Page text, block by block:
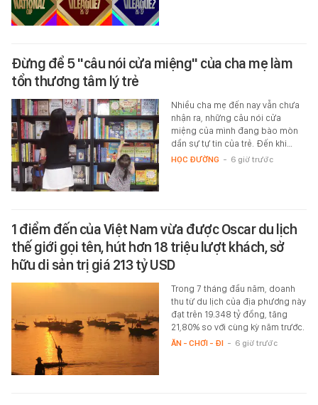
Đừng để 5 "câu nói cửa miệng" của cha mẹ làm
tổn thương tâm lý trẻ
Nhiều cha mẹ đến nay vẫn chưa
nhận ra, những câu nói cửa
miệng của mình đang bào mòn
dần sự tự tin của trẻ. Đến khi…
HỌC ĐƯỜNG - 6 giờ trước
1 điểm đến của Việt Nam vừa được Oscar du lịch
thế giới gọi tên, hút hơn 18 triệu lượt khách, sở
hữu di sản trị giá 213 tỷ USD
Trong 7 tháng đầu năm, doanh
thu từ du lịch của địa phương này
đạt trên 19.348 tỷ đồng, tăng
21,80% so với cùng kỳ năm trước.
ĂN - CHƠI - ĐI - 6 giờ trước